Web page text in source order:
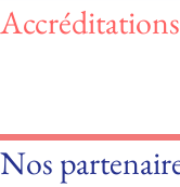
Accréditations
Nos